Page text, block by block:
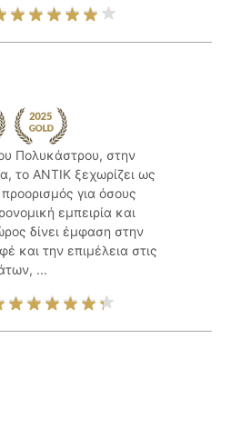
Πολυκάστρου, στην
το ANTIK ξεχωρίζει ως
για όσους
εμπειρία και
δίνει έμφαση στην
και την επιμέλεια στις
...